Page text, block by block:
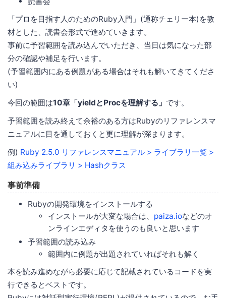
「プロを目指す人のためのRuby入門」(通称チェリー本)を教
材とした、読書会形式で進めていきます。
事前に予習範囲を読み込んでいただき、当日は気になった部
分の確認や補足を行います。
(予習範囲内にある例題がある場合はそれも解いてきてくださ
い)
今回の範囲は10章「yieldとProcを理解する」 です。
予習範囲を読み終えて余裕のある方はRubyのリファレンスマ
ニュアルに目を通しておくと更に理解が深まります。
例) Ruby 2.5.0 リファレンスマニュアル > ライブラリ一覧 >
組み込みライブラリ > Hashクラス
事前準備
Rubyの開発環境をインストールする
インストールが大変な場合は、 paiza.ioなどのオ
ンラインエディタを使うのも良いと思います
予習範囲の読み込み
範囲内に例題が出題されていればそれも解く
本を読み進めながら必要に応じて記載されているコードを実
行できるとベストです。